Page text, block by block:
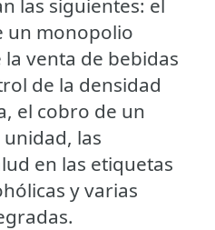
las siguientes: el
un monopolio
venta de bebidas
de la densidad
el cobro de un
las
en las etiquetas
y varias